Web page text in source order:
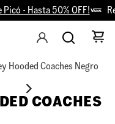
- Hasta 50% OFF!
Hooded Coaches Negro
COACHES